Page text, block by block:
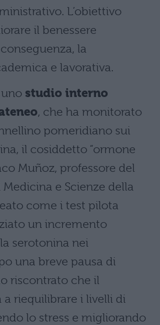
L’obiettivo
il benessere
la
e lavorativa.
uno studio interno
, che ha monitorato
pomeridiano sui
il cosiddetto “ormone
Muñoz, professore del
e Scienze della
come i test pilota
un incremento
serotonina nei
una breve pausa di
riscontrato che il
a riequilibrare i livelli di
lo stress e migliorando